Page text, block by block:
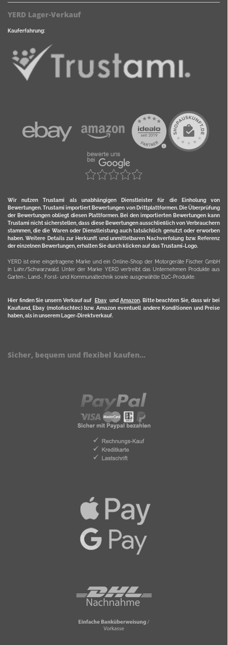
YERD Lager-Verkauf
Kauferfahrung:
Wir nutzen Trustami als unabhängigen Dienstleister für die Einholung von
Bewertungen. Trustami importiert Bewertungen von Drittplattformen. Die Überprüfung
der Bewertungen obliegt diesen Plattformen. Bei den importierten Bewertungen kann
Trustami nicht sicherstellen, dass diese Bewertungen ausschließlich von Verbrauchern
stammen, die die Waren oder Dienstleistung auch tatsächlich genutzt oder erworben
haben. Weitere Details zur Herkunft und unmittelbaren Nachverfolung bzw. Referenz
der einzelnen Bewertungen, erhalten Sie durch klicken auf das Trustami-Logo.
YERD ist eine eingetragene Marke und ein Online-Shop der Motorgeräte Fischer GmbH
in Lahr/Schwarzwald. Unter der Marke YERD vertreibt das Unternehmen Produkte aus
Garten-, Land-, Forst- und Kommunaltechnik sowie ausgewählte D2C-Produkte.
Hier finden Sie unsern Verkauf auf Ebayund Amazon. Bitte beachten Sie, dass wir bei
Kaufland, Ebay (motofischtec) bzw. Amazon eventuell andere Konditionen und Preise
haben, als in unserem Lager-Direktverkauf.
Sicher, bequem und flexibel kaufen...